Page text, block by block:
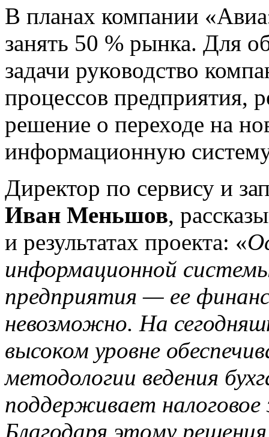
В планах компании
занять 50 % рынка. Для
задачи руководство
процессов предприятия,
решение о переходе на
информационную
Директор по сервису и
Иван Меньшов,
и результатах проекта: «
информационной
предприятия — ее
невозможно. На
высоком уровне
методологии ведения
поддерживает
Благодаря этому